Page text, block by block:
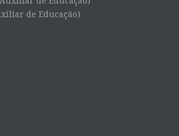
de Educação)